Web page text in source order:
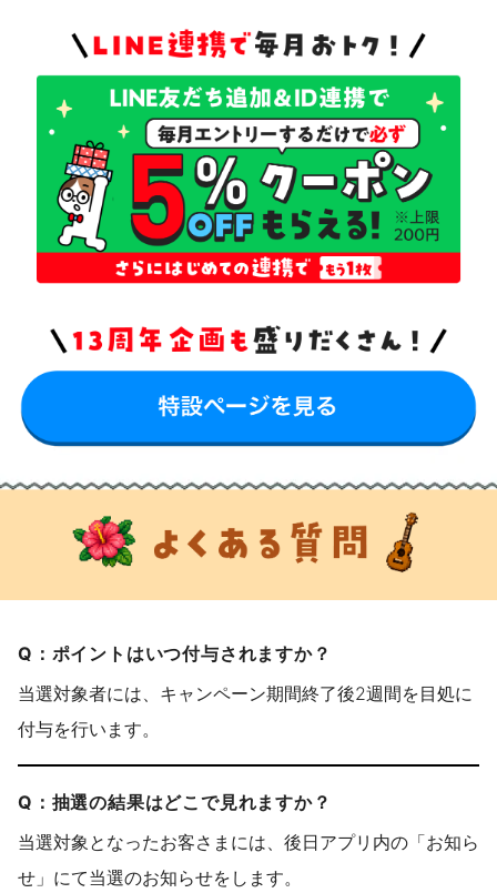
Q：ポイントはいつ付与されますか？
当選対象者には、キャンペーン期間終了後2週間を目処に
付与を行います。
Q：抽選の結果はどこで見れますか？
当選対象となったお客さまには、後日アプリ内の「お知ら
せ」にて当選のお知らせをします。